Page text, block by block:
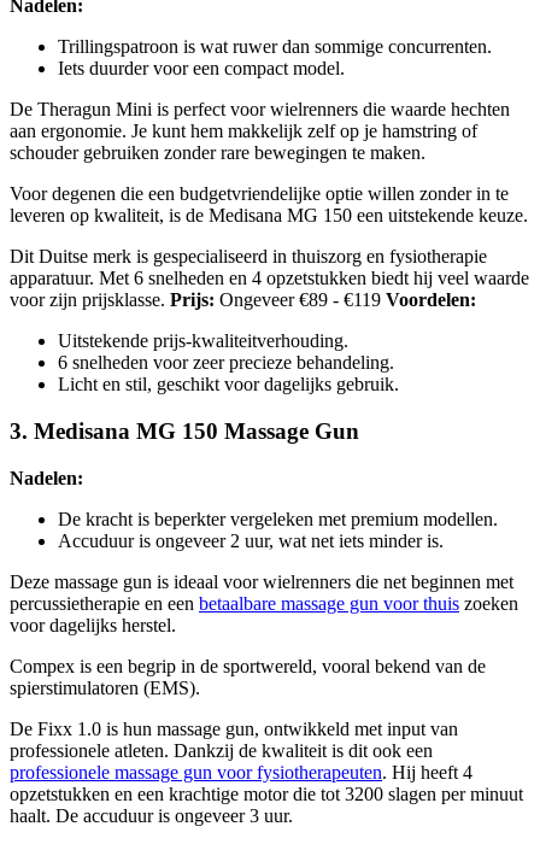
Nadelen:
Trillingspatroon is wat ruwer dan sommige concurrenten.
Iets duurder voor een compact model.
De Theragun Mini is perfect voor wielrenners die waarde hechten
aan ergonomie. Je kunt hem makkelijk zelf op je hamstring of
schouder gebruiken zonder rare bewegingen te maken.
Voor degenen die een budgetvriendelijke optie willen zonder in te
leveren op kwaliteit, is de Medisana MG 150 een uitstekende keuze.
Dit Duitse merk is gespecialiseerd in thuiszorg en fysiotherapie
apparatuur. Met 6 snelheden en 4 opzetstukken biedt hij veel waarde
voor zijn prijsklasse. Prijs: Ongeveer €89 - €119 Voordelen:
Uitstekende prijs-kwaliteitverhouding.
6 snelheden voor zeer precieze behandeling.
Licht en stil, geschikt voor dagelijks gebruik.
3. Medisana MG 150 Massage Gun
Nadelen:
De kracht is beperkter vergeleken met premium modellen.
Accuduur is ongeveer 2 uur, wat net iets minder is.
Deze massage gun is ideaal voor wielrenners die net beginnen met
percussietherapie en een betaalbare massage gun voor thuis zoeken
voor dagelijks herstel.
Compex is een begrip in de sportwereld, vooral bekend van de
spierstimulatoren (EMS).
De Fixx 1.0 is hun massage gun, ontwikkeld met input van
professionele atleten. Dankzij de kwaliteit is dit ook een
professionele massage gun voor fysiotherapeuten. Hij heeft 4
opzetstukken en een krachtige motor die tot 3200 slagen per minuut
haalt. De accuduur is ongeveer 3 uur.